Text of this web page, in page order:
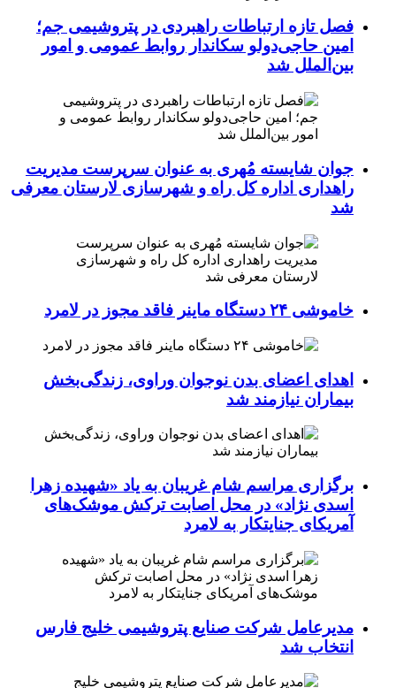
فصل تازه ارتباطات راهبردی در پتروشیمی جم؛
امین حاجی‌دولو سکاندار روابط عمومی و امور
بین‌الملل شد
جوان شایسته مُهری به عنوان سرپرست مدیریت
راهداری اداره کل راه و شهرسازی لارستان معرفی
شد
خاموشی ۲۴ دستگاه ماینر فاقد مجوز در لامرد
اهدای اعضای بدن نوجوان وراوی، زندگی‌بخش
بیماران نیازمند شد
برگزاری مراسم شام غریبان به یاد «شهیده زهرا
اسدی نژاد» در محل اصابت ترکش موشک‌های
آمریکای جنایتکار به لامرد
مدیرعامل شرکت صنایع پتروشیمی خلیج فارس
انتخاب شد